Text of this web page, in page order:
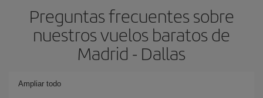
Preguntas frecuentes sobre
nuestros vuelos baratos de
Madrid - Dallas
Ampliar todo